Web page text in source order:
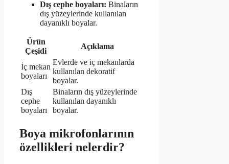
Dış cephe boyaları: Binaların
dış yüzeylerinde kullanılan
dayanıklı boyalar.
Ürün
Çeşidi
Açıklama
İç mekan
boyaları
Evlerde ve iç mekanlarda
kullanılan dekoratif
boyalar.
Dış
cephe
boyaları
Binaların dış yüzeylerinde
kullanılan dayanıklı
boyalar.
Boya mikrofonlarının
özellikleri nelerdir?